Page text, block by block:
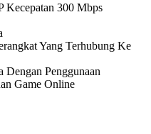
Kecepatan 300 Mbps
Yang Terhubung Ke
Penggunaan
Game Online